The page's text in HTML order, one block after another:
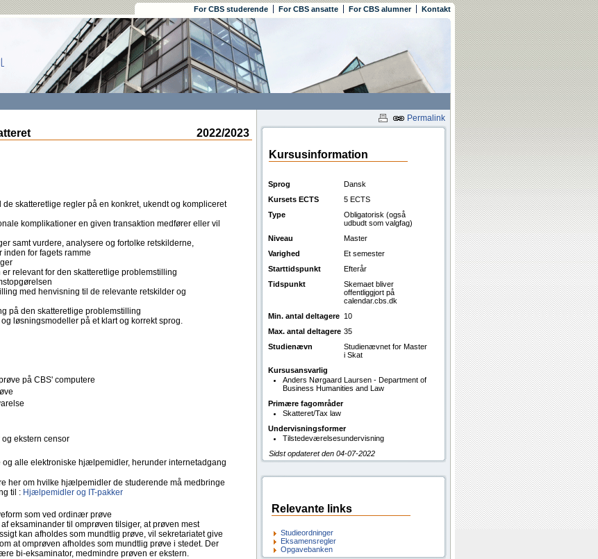
For CBS studerende For CBS ansatte For CBS alumner Kontakt
Permalink
2022/2023
skatteretlige regler på en konkret, ukendt og kompliceret
komplikationer en given transaktion medfører eller vil
samt vurdere, analysere og fortolke retskilderne,
for fagets ramme
relevant for den skatteretlige problemstilling
med henvisning til de relevante retskilder og
på den skatteretlige problemstilling
løsningsmodeller på et klart og korrekt sprog.
på CBS' computere
og ekstern censor
og alle elektroniske hjælpemidler, herunder internetadgang
her om hvilke hjælpemidler de studerende må medbringe
til : Hjælpemidler og IT-pakker
som ved ordinær prøve
eksaminander til omprøven tilsiger, at prøven mest
kan afholdes som mundtlig prøve, vil sekretariatet give
at omprøven afholdes som mundtlig prøve i stedet. Der
bi-eksaminator, medmindre prøven er ekstern.
Kursusinformation
Sprog
Dansk
Kursets ECTS
5 ECTS
Type
Obligatorisk (også
udbudt som valgfag)
Niveau
Master
Varighed
Et semester
Starttidspunkt
Efterår
Tidspunkt
Skemaet bliver
offentliggjort på
calendar.cbs.dk
Min. antal deltagere 10
Max. antal deltagere 35
Studienævn
Studienævnet for Master
i Skat
Kursusansvarlig
Anders Nørgaard Laursen - Department of
Business Humanities and Law
Primære fagområder
Skatteret/Tax law
Undervisningsformer
Tilstedeværelsesundervisning
Sidst opdateret den 04-07-2022
Relevante links
Studieordninger
Eksamensregler
Opgavebanken